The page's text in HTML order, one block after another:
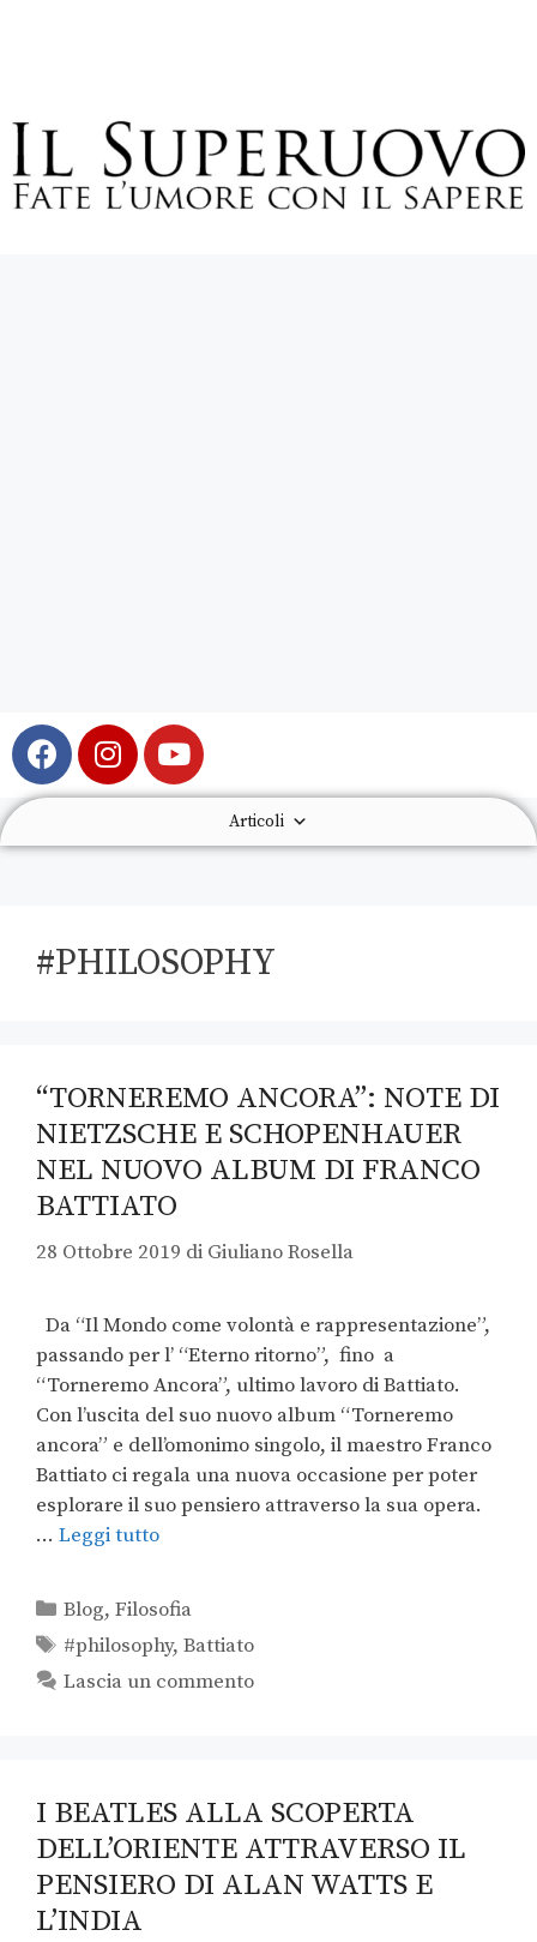
Articoli
#PHILOSOPHY
“TORNEREMO ANCORA”: NOTE DI
NIETZSCHE E SCHOPENHAUER
NEL NUOVO ALBUM DI FRANCO
BATTIATO
28 Ottobre 2019 di Giuliano Rosella
Da “Il Mondo come volontà e rappresentazione”,
passando per l’ “Eterno ritorno”, fino a
“Torneremo Ancora”, ultimo lavoro di Battiato.
Con l’uscita del suo nuovo album “Torneremo
ancora” e dell’omonimo singolo, il maestro Franco
Battiato ci regala una nuova occasione per poter
esplorare il suo pensiero attraverso la sua opera.
… Leggi tutto
Blog,Filosofia
#philosophy,Battiato
Lascia un commento
I BEATLES ALLA SCOPERTA
DELL’ORIENTE ATTRAVERSO IL
PENSIERO DI ALAN WATTS E
L’INDIA